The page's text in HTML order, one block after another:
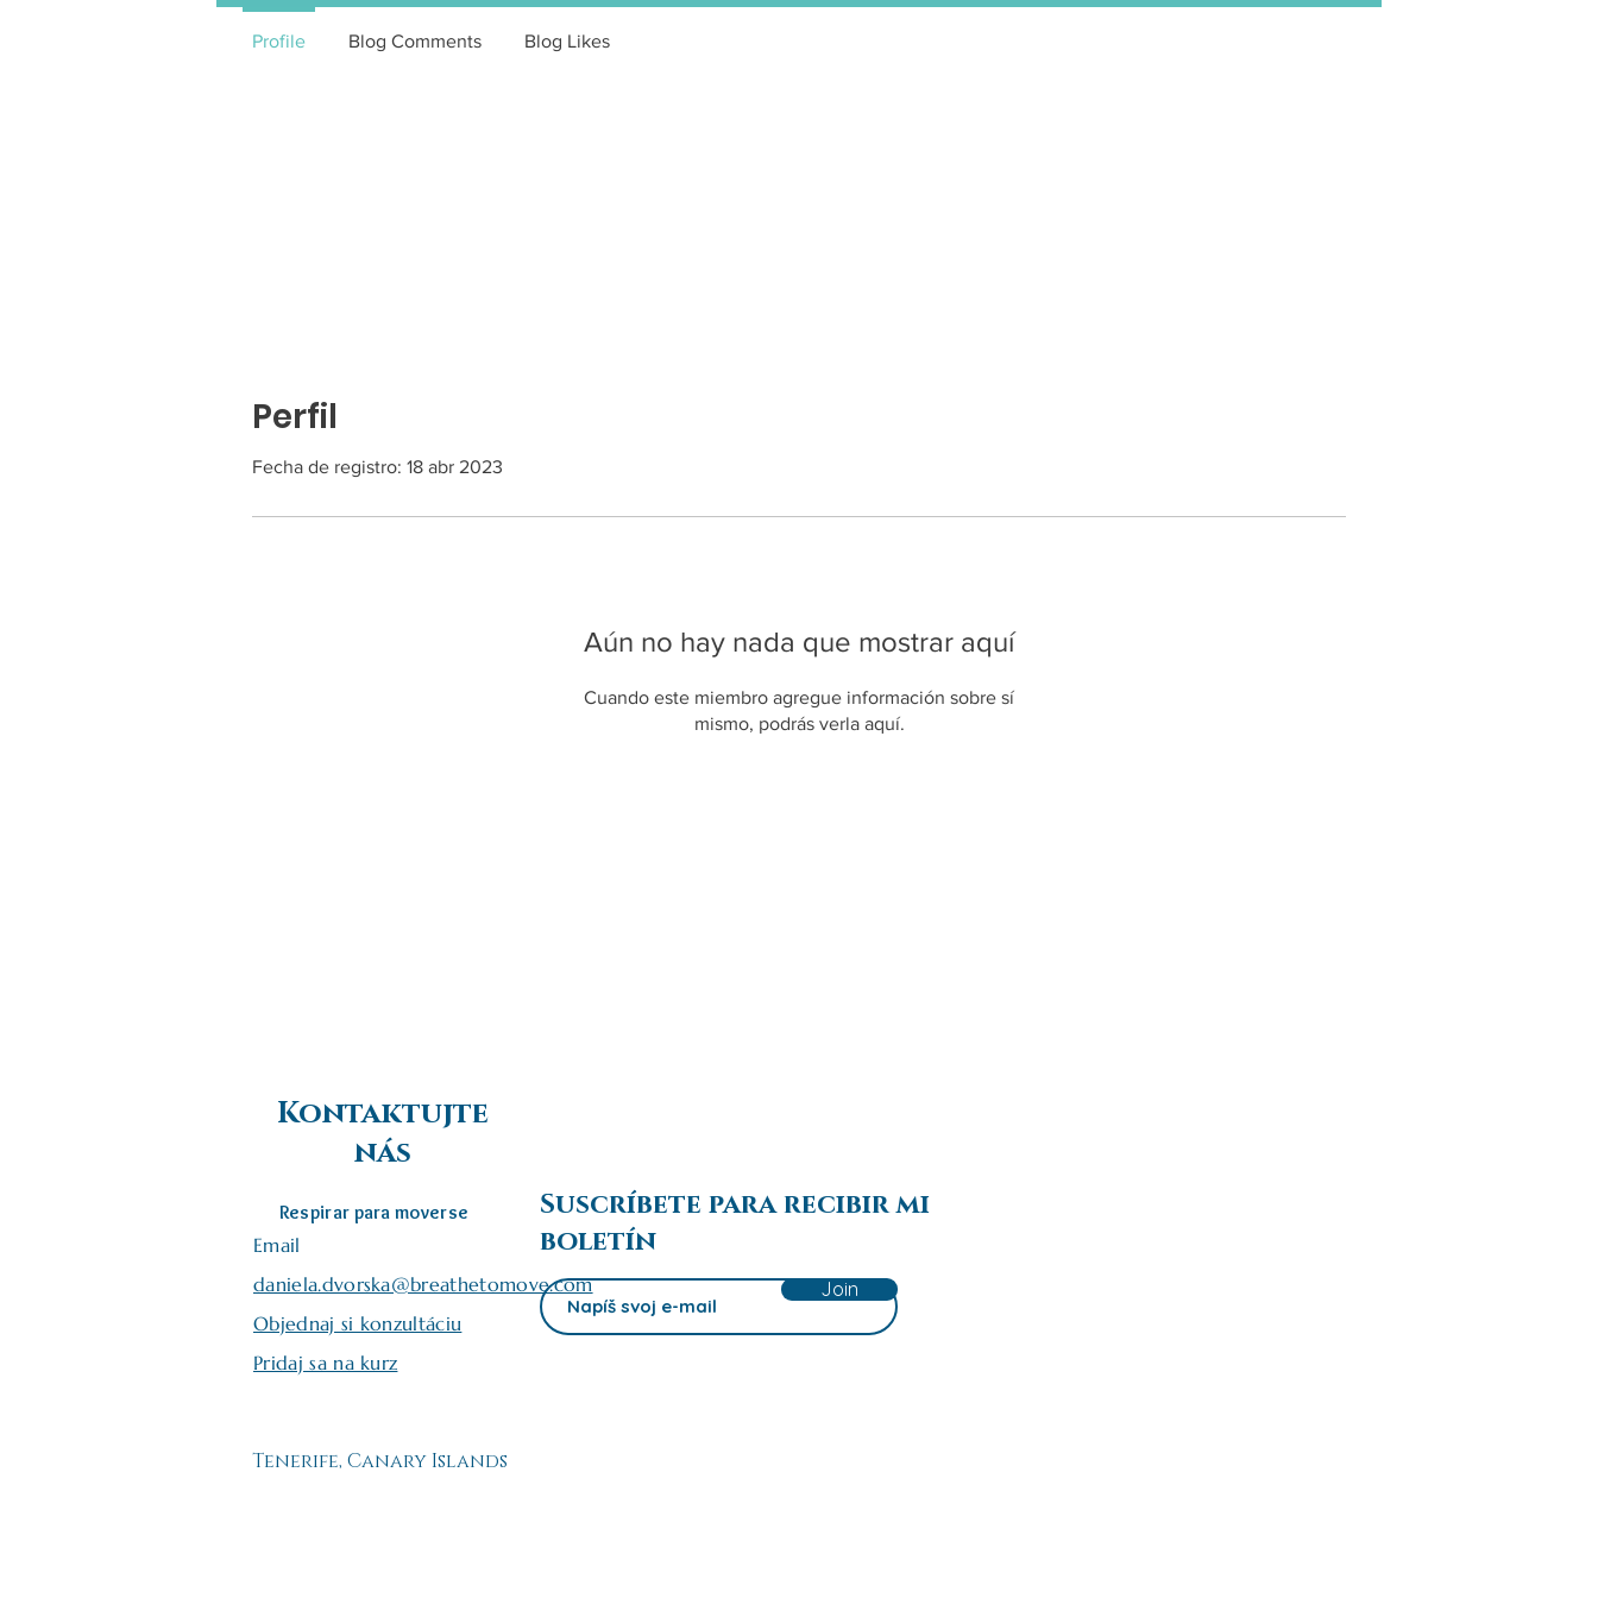
Perfil
Fecha de registro: 18 abr 2023
Aún no hay nada que mostrar aquí
Cuando este miembro agregue información sobre sí
mismo, podrás verla aquí.
Profile Blog Comments Blog Likes
Kontaktujte
nás
Respirar para moverse
Email
daniela.dvorska@breathetomove.com
Objednaj si konzultáciu
Pridaj sa na kurz
Tenerife, Canary Islands
Suscríbete para recibir mi
boletín
Join